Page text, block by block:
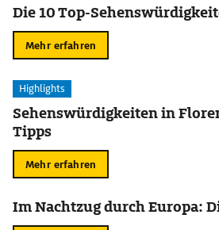
Die 10 Top-
Mehr erfahren
Highlights
Sehenswürdigkeiten in
Tipps
Mehr erfahren
Im Nachtzug durch Europa: